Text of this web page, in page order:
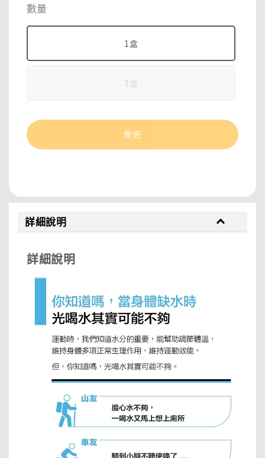
數量
1盒
3盒
售完
詳細說明
詳細說明